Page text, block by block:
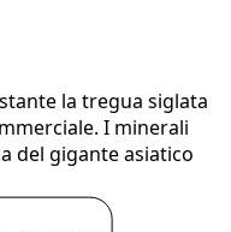
la tregua siglata
I minerali
del gigante asiatico